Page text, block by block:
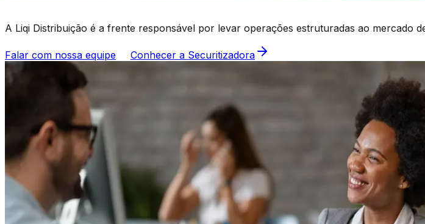
A Liqi Distribuição é a frente responsável por levar operações estruturadas ao mercado
Falar com nossa equipe Conhecer a Securitizadora